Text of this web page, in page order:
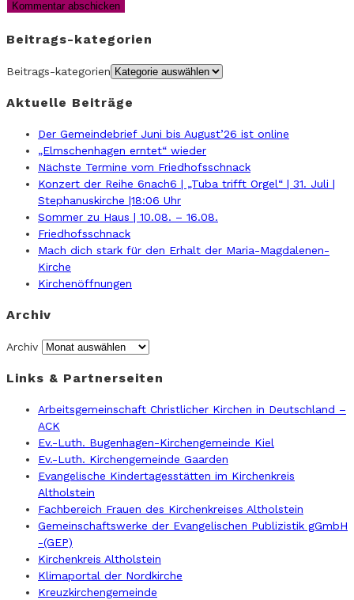
Beitrags-kategorien
Beitrags-kategorien
Aktuelle Beiträge
Der Gemeindebrief Juni bis August’26 ist online
„Elmschenhagen erntet“ wieder
Nächste Termine vom Friedhofsschnack
Konzert der Reihe 6nach6 | „Tuba trifft Orgel“ | 31. Juli |
Stephanuskirche |18:06 Uhr
Sommer zu Haus | 10.08. – 16.08.
Friedhofsschnack
Mach dich stark für den Erhalt der Maria-Magdalenen-
Kirche
Kirchenöffnungen
Archiv
Archiv
Links & Partnerseiten
Arbeitsgemeinschaft Christlicher Kirchen in Deutschland –
ACK
Ev.-Luth. Bugenhagen-Kirchengemeinde Kiel
Ev.-Luth. Kirchengemeinde Gaarden
Evangelische Kindertagesstätten im Kirchenkreis
Altholstein
Fachbereich Frauen des Kirchenkreises Altholstein
Gemeinschaftswerke der Evangelischen Publizistik gGmbH
-(GEP)
Kirchenkreis Altholstein
Klimaportal der Nordkirche
Kreuzkirchengemeinde